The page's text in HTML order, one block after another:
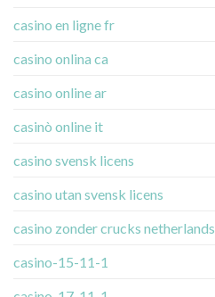
casino en ligne fr
casino onlina ca
casino online ar
casinò online it
casino svensk licens
casino utan svensk licens
casino zonder crucks netherlands
casino-15-11-1